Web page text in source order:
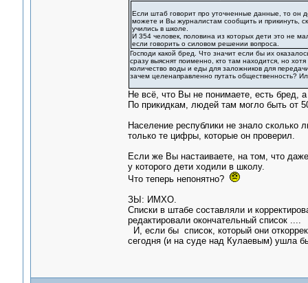
Если штаб говорит про уточненные данные, то он
можете и Вы журналистам сообщить и прикинуть,
учились в школе.
И 354 человек, половина из которых дети это не
если говорить о силовом решении вопроса.
Господи какой бред. Что значит если бы их
сразу выяснят поименно, кто там находится, но
количество воды и еды для заложников для
зачем целенаправленно путать общественность?
Не всё, что Вы не понимаете, есть бред,
По прикидкам, людей там могло быть от
Население республики не знало
только те цифры, которые он проверил.
Если же Вы настаиваете, на том, что
у которого дети ходили в школу.
Что теперь непонятно?
ЗЫ: ИМХО.
Списки в штабе составляли и
редактировали окончательный список ....
И, если бы список, который они
сегодня (и на суде над Кулаевым) ушла